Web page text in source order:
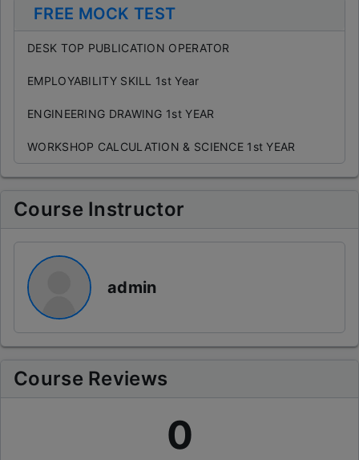
FREE MOCK TEST
DESK TOP PUBLICATION OPERATOR
EMPLOYABILITY SKILL 1st Year
ENGINEERING DRAWING 1st YEAR
WORKSHOP CALCULATION & SCIENCE 1st YEAR
Course Instructor
admin
Course Reviews
0